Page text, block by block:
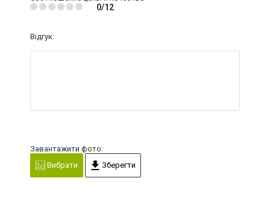
0/12
Відгук:
Завантажити фото:
Вибрати
Зберегти